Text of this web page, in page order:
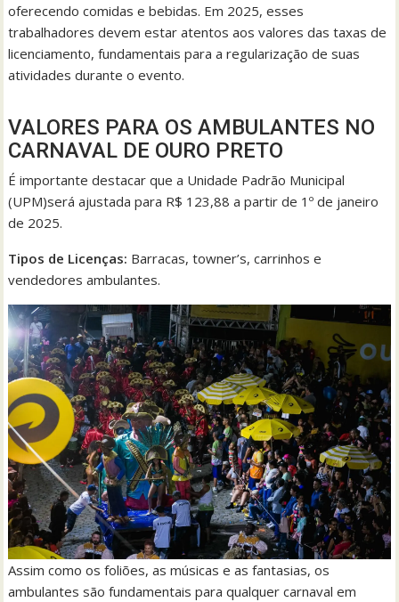
oferecendo comidas e bebidas. Em 2025, esses
trabalhadores devem estar atentos aos valores das taxas de
licenciamento, fundamentais para a regularização de suas
atividades durante o evento.
VALORES PARA OS AMBULANTES NO
CARNAVAL DE OURO PRETO
É importante destacar que a Unidade Padrão Municipal
(UPM)será ajustada para R$ 123,88 a partir de 1º de janeiro
de 2025.
Tipos de Licenças: Barracas, towner’s, carrinhos e
vendedores ambulantes.
Assim como os foliões, as músicas e as fantasias, os
ambulantes são fundamentais para qualquer carnaval em